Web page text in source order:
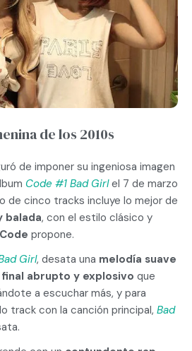
de los 2010s
de imponer su ingeniosa imagen
Code #1 Bad Girl el 7 de marzo
de cinco tracks incluye lo mejor de
balada, con el estilo clásico y
propone.
Girl, desata una melodía suave
abrupto y explosivo que
a escuchar más, y para
track con la canción principal, Bad